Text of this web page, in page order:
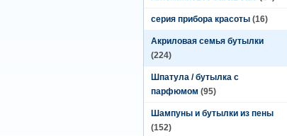
серия прибора красоты (16)
Акриловая семья бутылки
(224)
Шпатула / бутылка с
парфюмом (95)
Шампуны и бутылки из пены
(152)